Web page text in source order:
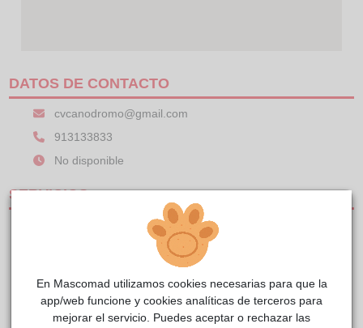
DATOS DE CONTACTO
cvcanodromo@gmail.com
913133833
No disponible
SERVICIOS
CLÍNICAS DE PEQUEÑOS ANIMALES
SERVICIO DE URGENCIAS
PEDIR CITA VOLVER A LISTADO DE CLÍNICAS
En Mascomad utilizamos cookies necesarias para que la
app/web funcione y cookies analíticas de terceros para
mejorar el servicio. Puedes aceptar o rechazar las